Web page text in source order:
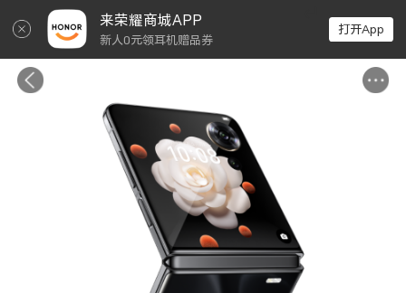
来荣耀商城APP
新人0元领耳机赠品券
打开App